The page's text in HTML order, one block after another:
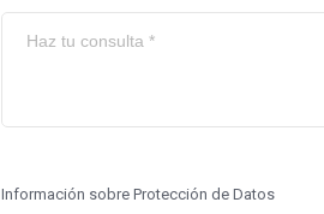
Información sobre Protección de Datos